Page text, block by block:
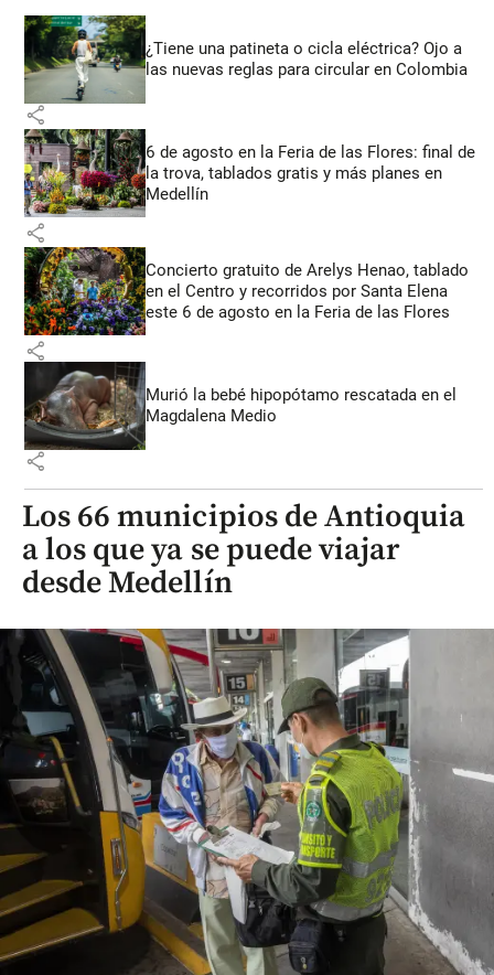
¿Tiene una patineta o cicla eléctrica? Ojo a
las nuevas reglas para circular en Colombia
share
6 de agosto en la Feria de las Flores: final de
la trova, tablados gratis y más planes en
Medellín
share
Concierto gratuito de Arelys Henao, tablado
en el Centro y recorridos por Santa Elena
este 6 de agosto en la Feria de las Flores
share
Murió la bebé hipopótamo rescatada en el
Magdalena Medio
share
Los 66 municipios de Antioquia
a los que ya se puede viajar
desde Medellín